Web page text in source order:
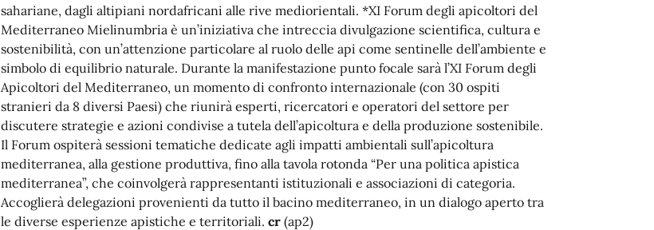
sahariane, dagli altipiani nordafricani alle rive mediorientali. *XI Forum degli apicoltori del
Mediterraneo Mielinumbria è un’iniziativa che intreccia divulgazione scientifica, cultura e
sostenibilità, con un’attenzione particolare al ruolo delle api come sentinelle dell’ambiente e
simbolo di equilibrio naturale. Durante la manifestazione punto focale sarà l’XI Forum degli
Apicoltori del Mediterraneo, un momento di confronto internazionale (con 30 ospiti
stranieri da 8 diversi Paesi) che riunirà esperti, ricercatori e operatori del settore per
discutere strategie e azioni condivise a tutela dell’apicoltura e della produzione sostenibile.
Il Forum ospiterà sessioni tematiche dedicate agli impatti ambientali sull’apicoltura
mediterranea, alla gestione produttiva, fino alla tavola rotonda “Per una politica apistica
mediterranea”, che coinvolgerà rappresentanti istituzionali e associazioni di categoria.
Accoglierà delegazioni provenienti da tutto il bacino mediterraneo, in un dialogo aperto tra
le diverse esperienze apistiche e territoriali. cr (ap2)